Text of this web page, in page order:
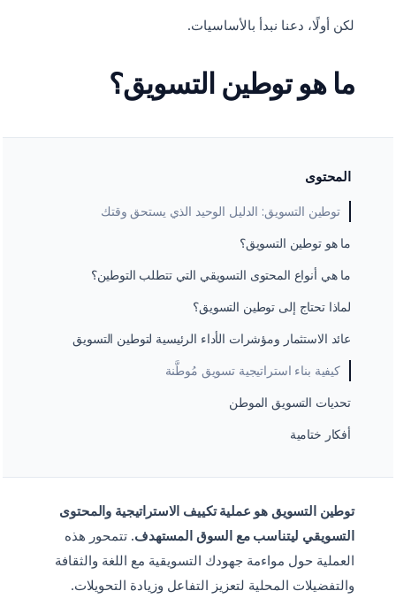
لكن أولًا، دعنا نبدأ بالأساسيات.
ما هو توطين التسويق؟
المحتوى
توطين التسويق: الدليل الوحيد الذي يستحق وقتك
ما هو توطين التسويق؟
ما هي أنواع المحتوى التسويقي التي تتطلب التوطين؟
لماذا تحتاج إلى توطين التسويق؟
عائد الاستثمار ومؤشرات الأداء الرئيسية لتوطين التسويق
كيفية بناء استراتيجية تسويق مُوطَّنة
تحديات التسويق الموطن
أفكار ختامية
توطين التسويق هو عملية تكييف الاستراتيجية والمحتوى
التسويقي ليتناسب مع السوق المستهدف. تتمحور هذه
العملية حول مواءمة جهودك التسويقية مع اللغة والثقافة
والتفضيلات المحلية لتعزيز التفاعل وزيادة التحويلات.